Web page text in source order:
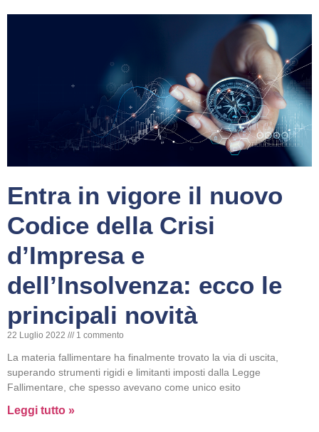
Entra in vigore il nuovo
Codice della Crisi
d’Impresa e
dell’Insolvenza: ecco le
principali novità
22 Luglio 2022 1 commento
La materia fallimentare ha finalmente trovato la via di uscita,
superando strumenti rigidi e limitanti imposti dalla Legge
Fallimentare, che spesso avevano come unico esito
Leggi tutto »